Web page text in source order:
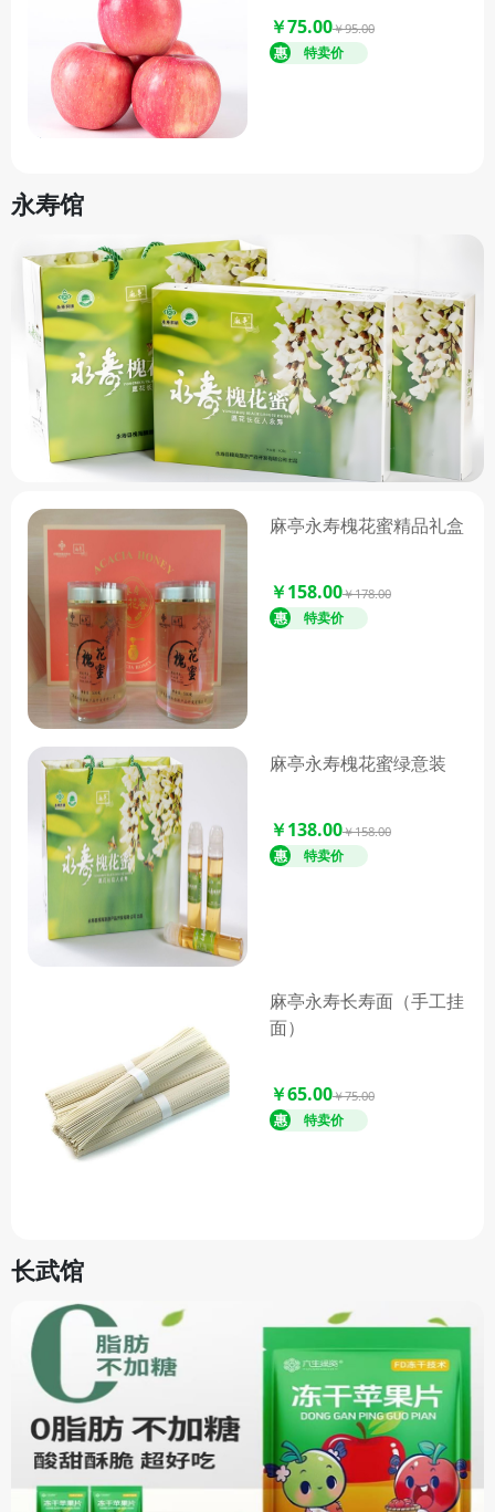
果。 绛县特产馆坚持为大家提
供绿色、天然、健康的农产品，
让您品尝到原汁原味的绛县味
道，感受绛县的独特魅力。
￥75.00￥95.00
永寿馆
麻亭永寿槐花蜜精品礼盒
￥158.00￥178.00
麻亭永寿槐花蜜绿意装
￥138.00￥158.00
麻亭永寿长寿面（手工挂
面）
￥65.00￥75.00
长武馆